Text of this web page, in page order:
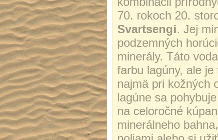
70. rokoch 20.
Svartsengi. Jej
podzemných
minerály. Táto
farbu lagúny, ale
najmä pri kožných
lagúne sa
na celoročné
minerálneho